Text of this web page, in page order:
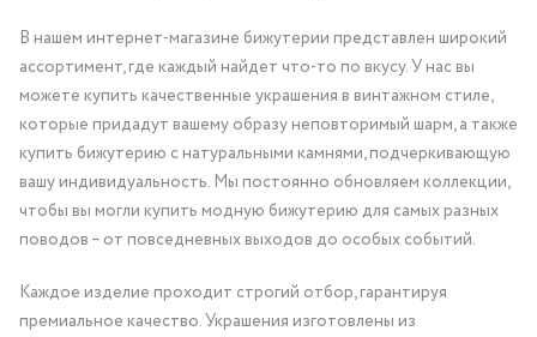
В нашем интернет-магазине бижутерии представлен широкий
ассортимент, где каждый найдет что-то по вкусу. У нас вы
можете купить качественные украшения в винтажном стиле,
которые придадут вашему образу неповторимый шарм, а также
купить бижутерию с натуральными камнями, подчеркивающую
вашу индивидуальность. Мы постоянно обновляем коллекции,
чтобы вы могли купить модную бижутерию для самых разных
поводов – от повседневных выходов до особых событий.
Каждое изделие проходит строгий отбор, гарантируя
премиальное качество. Украшения изготовлены из